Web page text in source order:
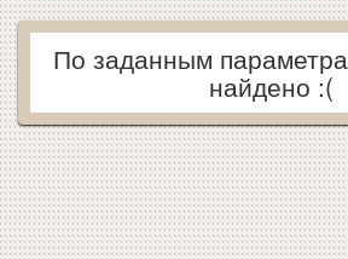
По заданным
найдено :(